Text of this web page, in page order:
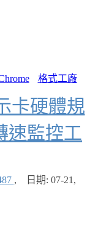
格式工廠
卡硬體規
速監控工
, 日期: 07-21,